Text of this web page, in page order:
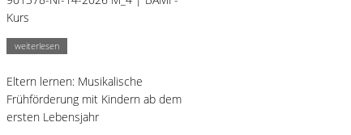
Kurs
weiterlesen
Eltern lernen: Musikalische
Frühförderung mit Kindern ab dem
ersten Lebensjahr